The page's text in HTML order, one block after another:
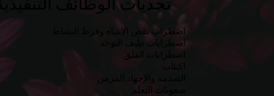
اضطراب نقص الانتباه وفرط النشاط
اضطرابات طيف التوحد
اضطرابات القلق
اكتئاب
الصدمة والإجهاد المزمن
صعوبات التعلم